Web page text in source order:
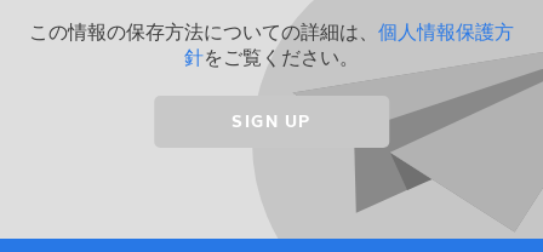
この情報の保存方法についての詳細は、 個人情報保護方
針をご覧ください。